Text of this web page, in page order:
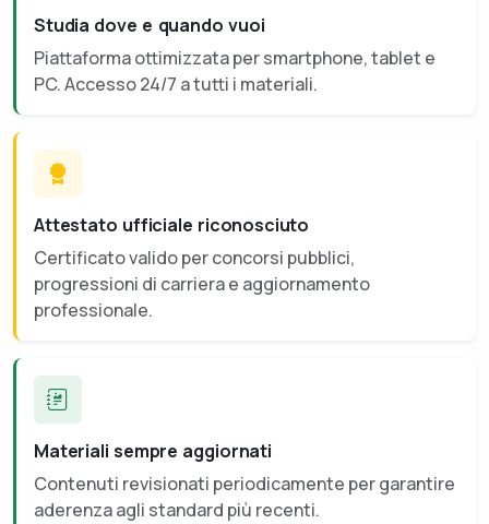
Studia dove e quando vuoi
Piattaforma ottimizzata per smartphone, tablet e
PC. Accesso 24/7 a tutti i materiali.
Attestato ufficiale riconosciuto
Certificato valido per concorsi pubblici,
progressioni di carriera e aggiornamento
professionale.
Materiali sempre aggiornati
Contenuti revisionati periodicamente per garantire
aderenza agli standard più recenti.